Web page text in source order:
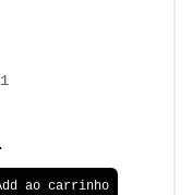
ao carrinho